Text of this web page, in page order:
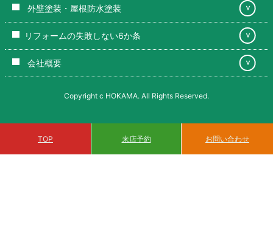
外壁塗装・屋根防水塗装 ＞
リフォームの失敗しない6か条 ＞
会社概要 ＞
Copyright c HOKAMA. All Rights Reserved.
TOP 来店予約 お問い合わせ